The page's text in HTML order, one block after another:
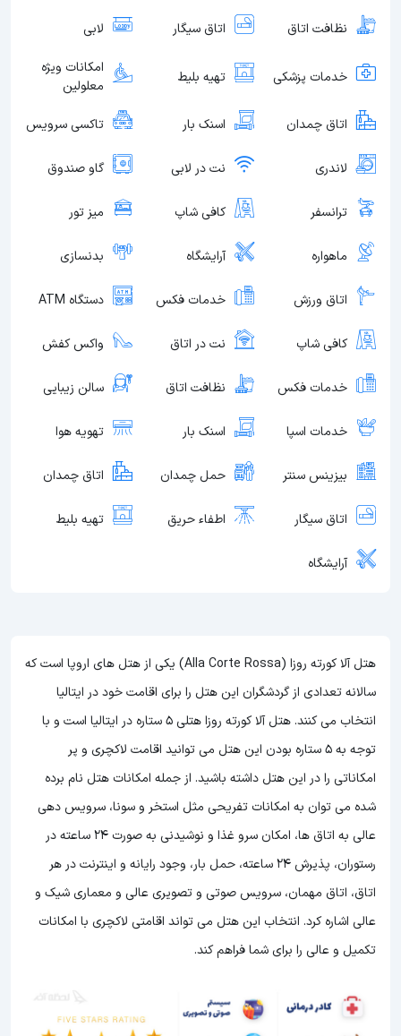
نظافت اتاق اتاق سیگار لابی
خدمات پزشکی تهیه بلیط
امکانات ویژه
معلولین
اتاق چمدان اسنک بار تاکسی سرویس
لاندری نت در لابی گاو صندوق
ترانسفر کافی شاپ میز تور
ماهواره آرایشگاه بدنسازی
اتاق ورزش خدمات فکس دستگاه ATM
کافی شاپ نت در اتاق واکس کفش
خدمات فکس نظافت اتاق سالن زیبایی
خدمات اسپا اسنک بار تهویه هوا
بیزینس سنتر حمل چمدان اتاق چمدان
اتاق سیگار اطفاء حریق تهیه بلیط
آرایشگاه
هتل آلا کورته روزا (Alla Corte Rossa) یکی از هتل های اروپا است که
سالانه تعدادی از گردشگران این هتل را برای اقامت خود در ایتالیا
انتخاب می کنند. هتل آلا کورته روزا هتلی 5 ستاره در ایتالیا است و با
توجه به 5 ستاره بودن این هتل
می توانید اقامت لاکچری و پر
امکاناتی را در این هتل داشته باشید. از جمله امکانات هتل نام برده
شده می توان به امکانات تفریحی مثل استخر و سونا، سرویس دهی
عالی به اتاق ها، امکان سرو غذا و نوشیدنی به صورت 24 ساعته در
رستوران، پذیرش 24 ساعته، حمل بار، وجود رایانه و اینترنت در هر
اتاق، اتاق مهمان، سرویس صوتی و تصویری عالی و معماری شیک و
عالی اشاره کرد. انتخاب این هتل می تواند اقامتی لاکچری با امکانات
تکمیل و عالی را برای شما فراهم کند.